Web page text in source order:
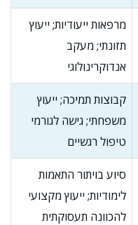
מרפאות ייעודיות; ייעוץ
תזונתי; מעקב
אנדוקרינולוגי
קבוצות תמיכה; ייעוץ
משפחתי; גישה לגורמי
טיפול רגשיים
סיוע בויתור התאמות
לימודיות; ייעוץ מקצועי
להכוונה תעסוקתית